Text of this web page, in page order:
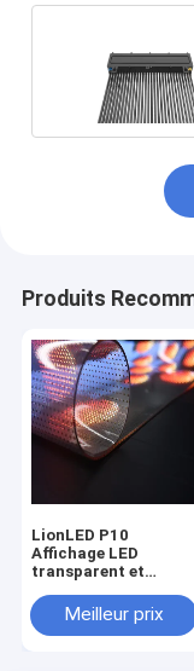
Produits
LionLED P10
Affichage LED
transparent et
Meilleur prix